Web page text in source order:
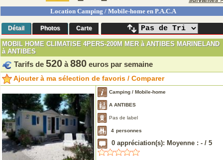
Location Camping / Mobile-home en P.A.C.A
Détail Photos Carte
MOBIL HOME CLIMATISE 4PERS-200M MER à ANTIBES MARINELAND
à ANTIBES
Tarifs de 520 à 880 euros par semaine
Ajouter à ma sélection de favoris / Comparer
Camping / Mobile-home
A ANTIBES
Pas de label
4 personnes
0 appréciation(s): Moyenne : - / 5